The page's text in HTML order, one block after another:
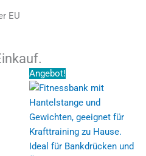
EU
AktuellerAngebot!
Preis
war:
399,95 €